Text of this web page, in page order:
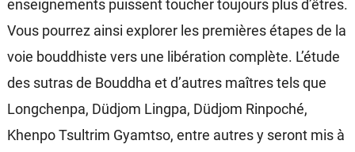
enseignements puissent toucher toujours plus d’êtres.
Vous pourrez ainsi explorer les premières étapes de la
voie bouddhiste vers une libération complète. L’étude
des sutras de Bouddha et d’autres maîtres tels que
Longchenpa, Düdjom Lingpa, Düdjom Rinpoché,
Khenpo Tsultrim Gyamtso, entre autres y seront mis à